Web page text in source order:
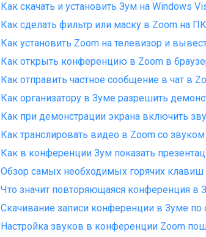
Как скачать и установить Зум на Windows
Как сделать фильтр или маску в Zoom на
Как установить Zoom на телевизор и
Как открыть конференцию в Zoom в
Как отправить частное сообщение в чат в
Как организатору в Зуме разрешить
Как при демонстрации экрана включить
Как транслировать видео в Zoom со звуком
Как в конференции Зум показать
Обзор самых необходимых горячих клавиш
Что значит повторяющаяся конференция в
Скачивание записи конференции в Зуме по
Настройка звуков в конференции Zoom